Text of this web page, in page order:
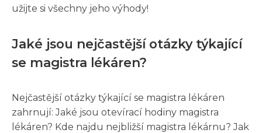
užijte si všechny jeho výhody!
Jaké jsou nejčastější otázky týkající
se magistra lékáren?
Nejčastější otázky týkající se magistra lékáren
zahrnují: Jaké jsou otevírací hodiny magistra
lékáren? Kde najdu nejbližší magistra lékárnu? Jak